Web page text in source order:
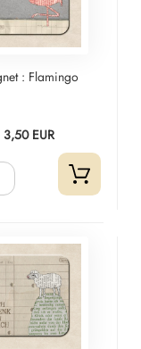
: Flamingo
3,50 EUR